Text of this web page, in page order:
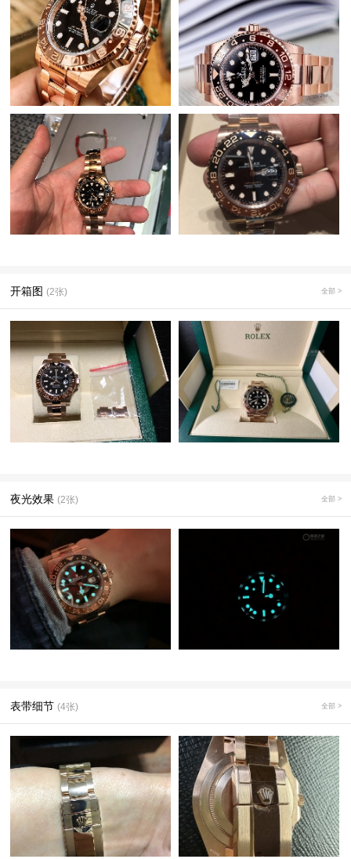
开箱图 (2张) 全部 >
夜光效果 (2张) 全部 >
表带细节 (4张) 全部 >